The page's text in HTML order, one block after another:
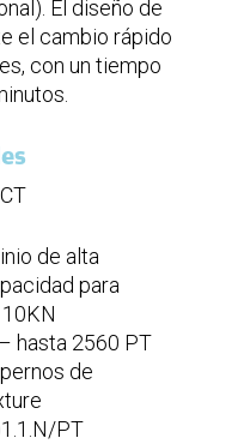
de LED,
la neumática) en el
evitando
El diseño de
el cambio rápido
con un tiempo
de alta
para
hasta 2560 PT
de
PT